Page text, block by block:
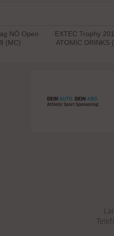
NÖ Open
(MC)
EXTEC Trophy
ATOMIC DRINKS